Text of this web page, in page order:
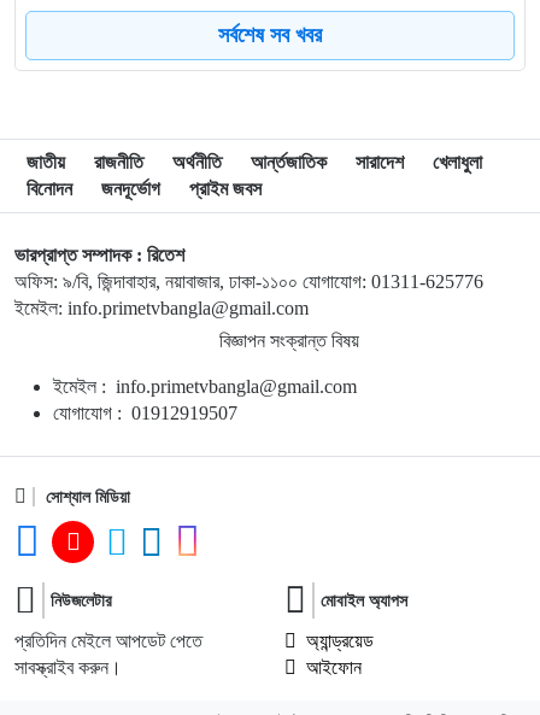
৮
২০৩০ বিশ্বকাপে ব্রাজিলের ভাগ্য বদলে দিতে পারেন এই ১০ তরুণ
৯
রাষ্ট্রপতি
১০
ইরান যুদ্ধ থেকে বের হওয়ার পথ খুঁজছেন ট্রাম্পের শীর্ষ জেনারেল,
সীমিত হয়ে পড়েছে সামরিক বিকল্প
দেশে স্বর্ণের দামে বড় লাফ
১২
১৩
ইউরোপসেরা পিএসজিকে ধসিয়ে দিল লা লিগার দ্বিতীয় বিভাগের দল
১৪
সর্বশেষ সব খবর
জাতীয় রাজনীতি অর্থনীতি আর্ন্তজাতিক সারাদেশ
খেলাধুলা
বিনোদন
জনদূর্ভোগ প্রাইম জবস
ভারপ্রাপ্ত সম্পাদক : রিতেশ
অফিস: ৯/বি, জিন্দাবাহার, নয়াবাজার, ঢাকা-১১০০ যোগাযোগ: 01311-625776
ইমেইল: info.primetvbangla@gmail.com
বিজ্ঞাপন সংক্রান্ত বিষয়
ইমেইল : info.primetvbangla@gmail.com
যোগাযোগ : 01912919507
সোশ্যাল মিডিয়া
নিউজলেটার
প্রতিদিন মেইলে আপডেট পেতে
সাবস্ক্রাইব করুন।
মোবাইল অ্যাপস
অ্যান্ড্রয়েড
আইফোন